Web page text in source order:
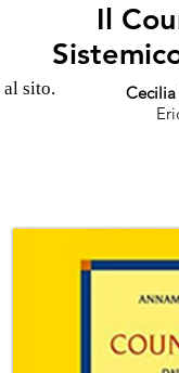
Il
Cecilia
al sito.